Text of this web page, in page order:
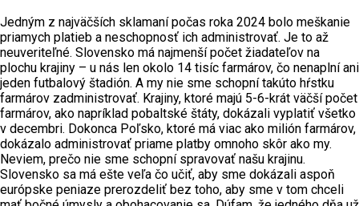
Jedným z najväčších sklamaní počas roka 2024 bolo meškanie
priamych platieb a neschopnosť ich administrovať. Je to až
neuveriteľné. Slovensko má najmenší počet žiadateľov na
plochu krajiny – u nás len okolo 14 tisíc farmárov, čo nenaplní ani
jeden futbalový štadión. A my nie sme schopní takúto hŕstku
farmárov zadministrovať. Krajiny, ktoré majú 5-6-krát väčší počet
farmárov, ako napríklad pobaltské štáty, dokázali vyplatiť všetko
v decembri. Dokonca Poľsko, ktoré má viac ako milión farmárov,
dokázalo administrovať priame platby omnoho skôr ako my.
Neviem, prečo nie sme schopní spravovať našu krajinu.
Slovensko sa má ešte veľa čo učiť, aby sme dokázali aspoň
európske peniaze prerozdeliť bez toho, aby sme v tom chceli